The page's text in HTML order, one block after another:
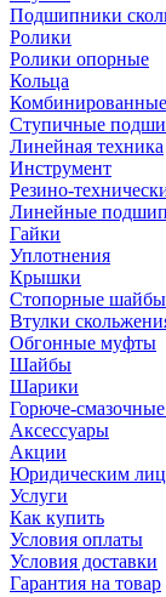
Подшипники
Ролики
Ролики опорные
Кольца
Ступичные
Линейная техника
Инструмент
Резино-
Линейные
Гайки
Уплотнения
Крышки
Стопорные шайбы
Втулки
Обгонные муфты
Шайбы
Шарики
Горюче-
Аксессуары
Акции
Юридическим
Услуги
Как купить
Условия оплаты
Условия доставки
Гарантия на товар